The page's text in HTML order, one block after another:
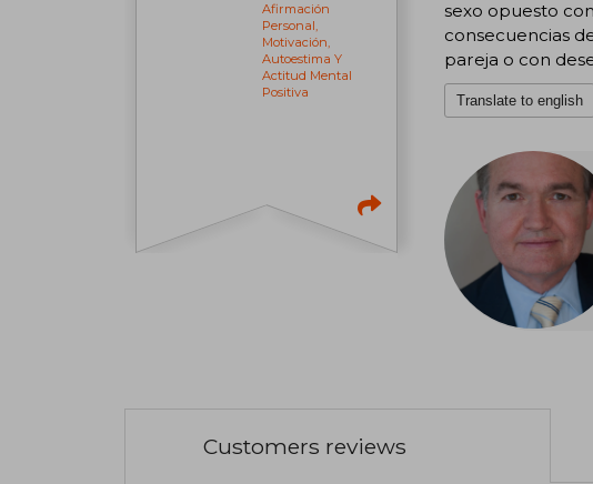
Afirmación
Personal,
Motivación,
Autoestima Y
Actitud Mental
Positiva
sexo opuesto
consecuencias
pareja o con
Translate to english
Customers reviews